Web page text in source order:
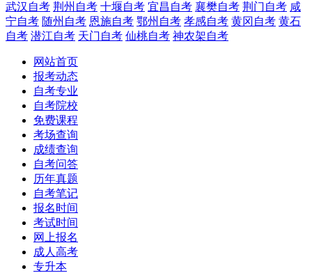
武汉自考 荆州自考 十堰自考 宜昌自考 襄樊自考 荆门自考 咸
宁自考 随州自考 恩施自考 鄂州自考 孝感自考 黄冈自考 黄石
自考 潜江自考 天门自考 仙桃自考 神农架自考
网站首页
报考动态
自考专业
自考院校
免费课程
考场查询
成绩查询
自考问答
历年真题
自考笔记
报名时间
考试时间
网上报名
成人高考
专升本